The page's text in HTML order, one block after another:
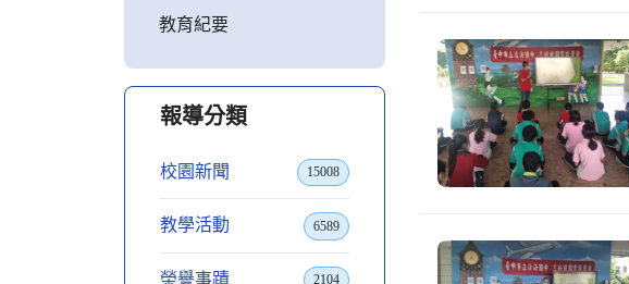
教育紀要
報導分類
校園新聞 15008
教學活動 6589
榮譽事蹟 2104